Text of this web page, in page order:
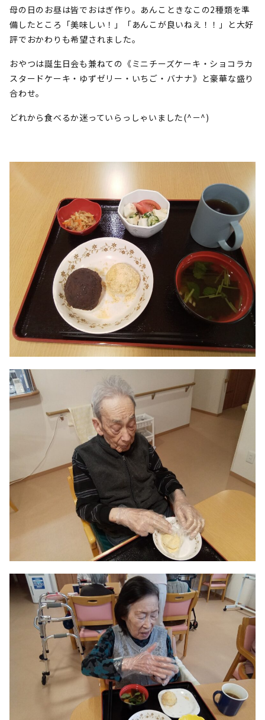
母の日のお昼は皆でおはぎ作り。あんこときなこの2種類を準
備したところ「美味しい！」「あんこが良いねえ！！」と大好
評でおかわりも希望されました。
おやつは誕生日会も兼ねての《ミニチーズケーキ・ショコラカ
スタードケーキ・ゆずゼリー・いちご・バナナ》と豪華な盛り
合わせ。
どれから食べるか迷っていらっしゃいました(^－^)